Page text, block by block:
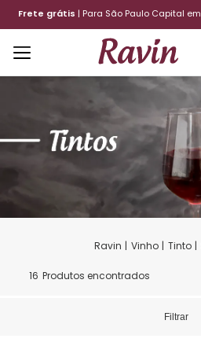
R$300,00 12x sem juros
Vinho Tinto
16 Produtos encontrados
Filtrar